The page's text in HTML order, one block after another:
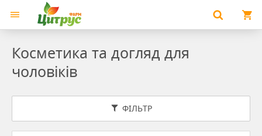
Косметика та догляд для
чоловіків
ФІЛЬТР